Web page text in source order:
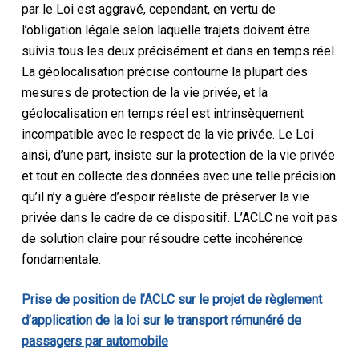
par le Loiest aggravé, cependant,en vertu de
l’obligation légale selon laquelle trajets doivent être
suivis tous les deux précisémentet dans en temps réel.
La géolocalisation précise contourne la plupart des
mesures de protection de la vie privée, et la
géolocalisation en temps réel est intrinsèquement
incompatible avec le respect de la vie privée. Le Loi
ainsi, d’une part, insiste sur la protection de la vie privée
et tout en collecte des données avec une telle précision
qu’il n’y a guère d’espoir réaliste de préserver la vie
privée dans le cadre de ce dispositif. L’ACLC ne voit pas
de solution claire pour résoudre cette incohérence
fondamentale.
Prise de position de l’ACLC sur le projet de règlement
d’application de la loi sur le transport rémunéré de
passagers par automobile